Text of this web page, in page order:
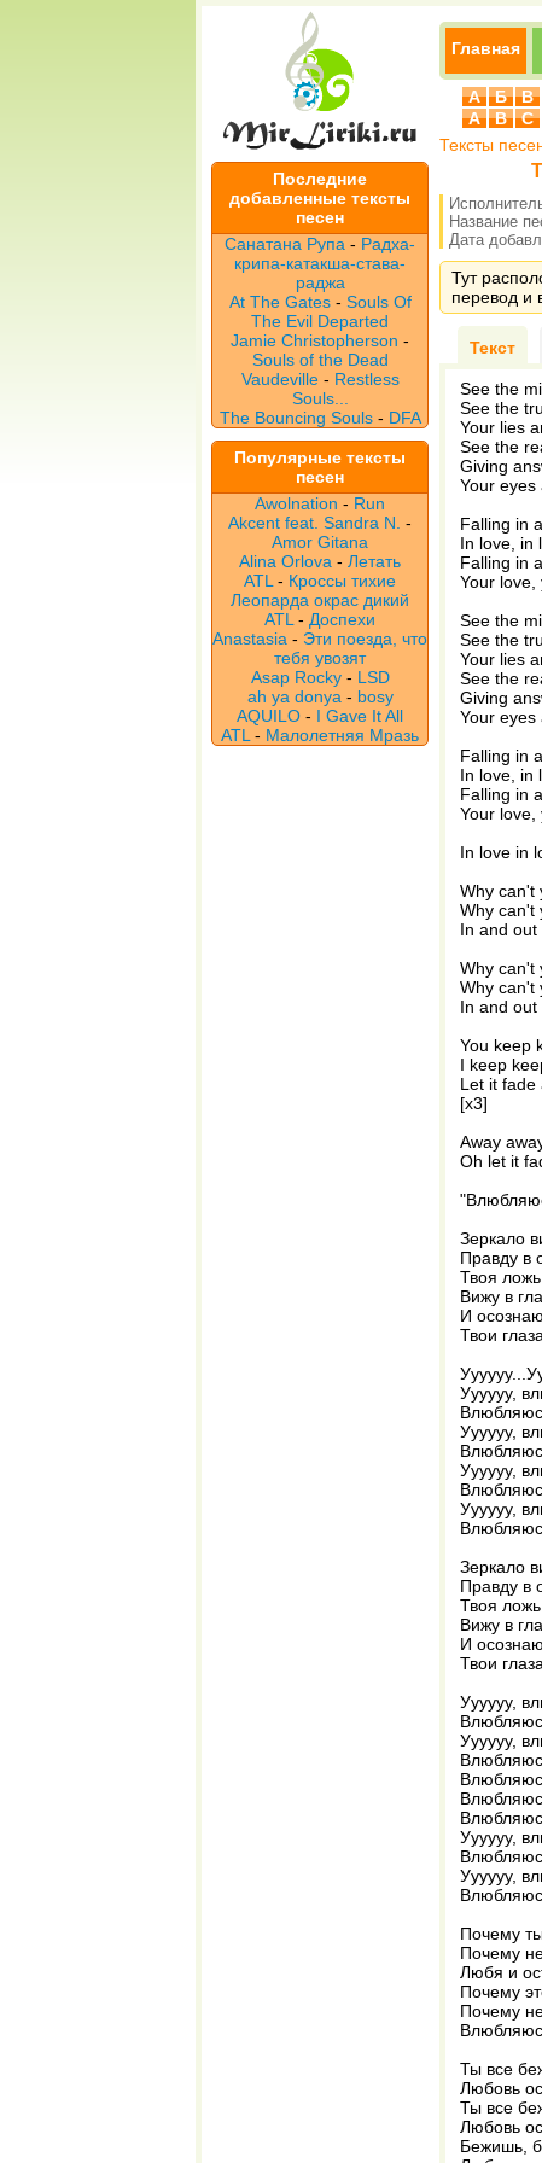
Последние
добавленные тексты
песен
Санатана Рупа - Радха-
крипа-катакша-става-
раджа
At The Gates- Souls Of
The Evil Departed
Jamie Christopherson -
Souls of the Dead
Vaudeville - Restless
Souls...
The Bouncing Souls- DFA
Популярные тексты
песен
Awolnation - Run
Akcent feat. Sandra N. -
Amor Gitana
Alina Orlova - Летать
ATL - Кроссы тихие
Леопарда окрас дикий
ATL - Доспехи
Anastasia - Эти поезда, что
тебя увозят
Asap Rocky- LSD
ah ya donya - bosy
AQUILO - I Gave It All
ATL - Малолетняя Мразь
Главная
А Б В
A
B C
Тексты
Название
Дата
Тут
перевод и
Текст
See the
See the
Your lies
See the
Giving
Your eyes
Falling in
In love, in
Falling in
Your love,
See the
See the
Your lies
See the
Giving
Your eyes
Falling in
In love, in
Falling in
Your love,
In love in
Why can't
Why can't
In and
Why can't
Why can't
In and out
You keep
I keep
Let it fade
[x3]
Away
Oh let it
Зеркало
Правду в
Твоя ложь
Вижу в
И
Твои
Уууууу,
Уууууу,
Уууууу,
Уууууу,
Зеркало
Правду в
Твоя ложь
Вижу в
И
Твои
Уууууу,
Уууууу,
Уууууу,
Уууууу,
Почему
Почему
Любя и
Почему
Почему
Ты все
Любовь
Ты все
Любовь
Бежишь,